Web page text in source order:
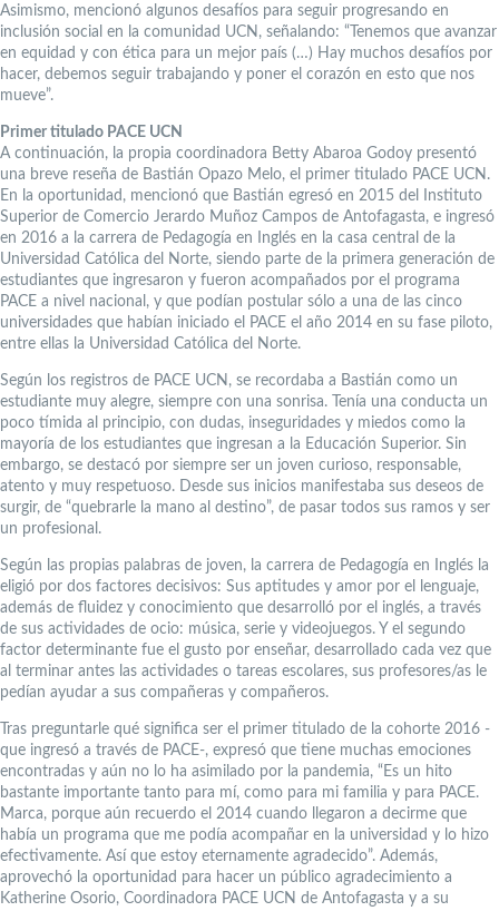
Asimismo, mencionó algunos desafíos para seguir progresando en
inclusión social en la comunidad UCN, señalando: “Tenemos que avanzar
en equidad y con ética para un mejor país (…) Hay muchos desafíos por
hacer, debemos seguir trabajando y poner el corazón en esto que nos
mueve”.
Primer titulado PACE UCN
A continuación, la propia coordinadora Betty Abaroa Godoy presentó
una breve reseña de Bastián Opazo Melo, el primer titulado PACE UCN.
En la oportunidad, mencionó que Bastián egresó en 2015 del Instituto
Superior de Comercio Jerardo Muñoz Campos de Antofagasta, e ingresó
en 2016 a la carrera de Pedagogía en Inglés en la casa central de la
Universidad Católica del Norte, siendo parte de la primera generación de
estudiantes que ingresaron y fueron acompañados por el programa
PACE a nivel nacional, y que podían postular sólo a una de las cinco
universidades que habían iniciado el PACE el año 2014 en su fase piloto,
entre ellas la Universidad Católica del Norte.
Según los registros de PACE UCN, se recordaba a Bastián como un
estudiante muy alegre, siempre con una sonrisa. Tenía una conducta un
poco tímida al principio, con dudas, inseguridades y miedos como la
mayoría de los estudiantes que ingresan a la Educación Superior. Sin
embargo, se destacó por siempre ser un joven curioso, responsable,
atento y muy respetuoso. Desde sus inicios manifestaba sus deseos de
surgir, de “quebrarle la mano al destino”, de pasar todos sus ramos y ser
un profesional.
Según las propias palabras de joven, la carrera de Pedagogía en Inglés la
eligió por dos factores decisivos: Sus aptitudes y amor por el lenguaje,
además de fluidez y conocimiento que desarrolló por el inglés, a través
de sus actividades de ocio: música, serie y videojuegos. Y el segundo
factor determinante fue el gusto por enseñar, desarrollado cada vez que
al terminar antes las actividades o tareas escolares, sus profesores/as le
pedían ayudar a sus compañeras y compañeros.
Tras preguntarle qué significa ser el primer titulado de la cohorte 2016 -
que ingresó a través de PACE-, expresó que tiene muchas emociones
encontradas y aún no lo ha asimilado por la pandemia, “Es un hito
bastante importante tanto para mí, como para mi familia y para PACE.
Marca, porque aún recuerdo el 2014 cuando llegaron a decirme que
había un programa que me podía acompañar en la universidad y lo hizo
efectivamente. Así que estoy eternamente agradecido”. Además,
aprovechó la oportunidad para hacer un público agradecimiento a
Katherine Osorio, Coordinadora PACE UCN de Antofagasta y a su